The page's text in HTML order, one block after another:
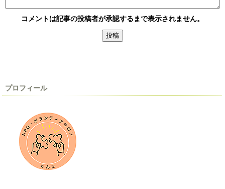
コメントは記事の投稿者が承認するまで表示されません。
プロフィール